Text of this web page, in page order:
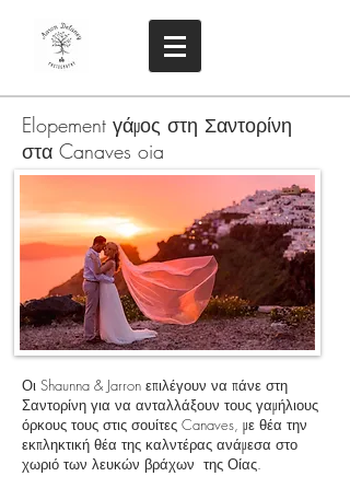
Elopement γάμος στη Σαντορίνη
στα Canaves oia
Οι Shaunna & Jarron επιλέγουν να πάνε στη
Σαντορίνη για να ανταλλάξουν τους γαμήλιους
όρκους τους στις σουίτες Canaves, με θέα την
εκπληκτική θέα της καλντέρας ανάμεσα στο
χωριό των λευκών βράχων της Οίας.